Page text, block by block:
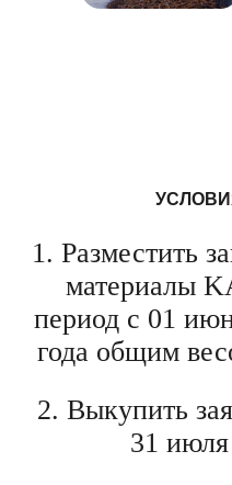
1. Разместить
материалы
период с 01
года общим
2. Выкупить
31 июля